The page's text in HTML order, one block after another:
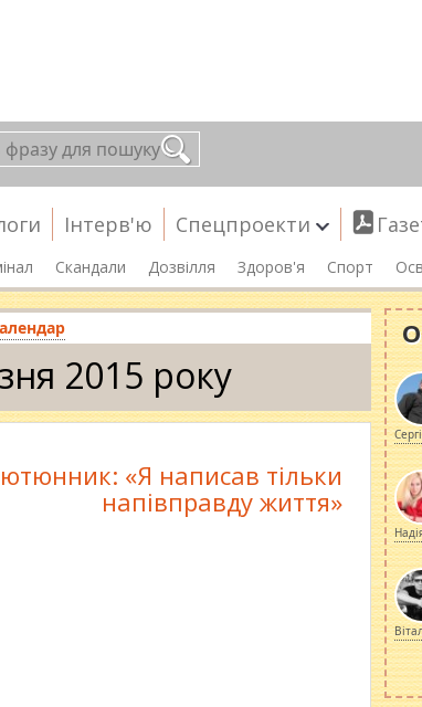
Інтерв'ю Спецпроекти
Скандали Дозвілля Здоров'я Спорт
2015 року
«Я написав тільки
напівправду життя»